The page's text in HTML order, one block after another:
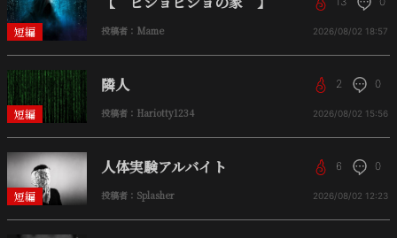
短編 投稿者：Mame 2026/08/02 18:57
短編
隣人
投稿者：Hariotty1234
2 0
2026/08/02 15:56
短編
人体実験アルバイト
投稿者：Splasher
6 0
2026/08/02 12:23